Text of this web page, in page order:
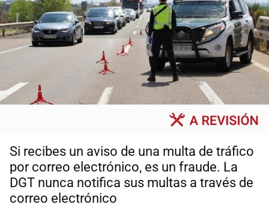
Si recibes un aviso de una multa de tráfico
por correo electrónico, es un fraude. La
DGT nunca notifica sus multas a través de
correo electrónico